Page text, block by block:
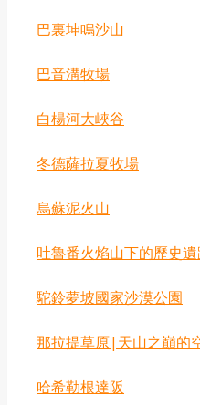
巴裏坤鳴沙山
‌巴音溝牧場
‌白楊河大峽谷
‌冬德薩拉夏牧場
烏蘇泥火山
吐魯番火焰山下的歷史
‌駝鈴夢坡國家沙漠公園
那拉提草原|天山之巔的
‌哈希勒根達阪